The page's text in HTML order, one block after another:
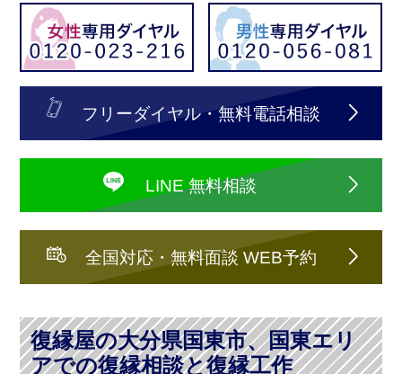
フリーダイヤル・無料電話相談
LINE 無料相談
全国対応・無料面談 WEB予約
復縁屋の大分県国東市、国東エリ
アでの復縁相談と復縁工作